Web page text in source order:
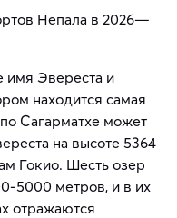
Непала в 2026—
имя Эвереста и
находится самая
Сагарматхе может
на высоте 5364
Гокио. Шесть озер
5000 метров, и в их
отражаются